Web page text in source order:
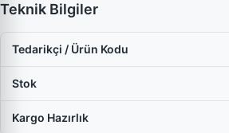
Teknik Bilgiler
Tedarikçi / Ürün Kodu
Stok
Kargo Hazırlık